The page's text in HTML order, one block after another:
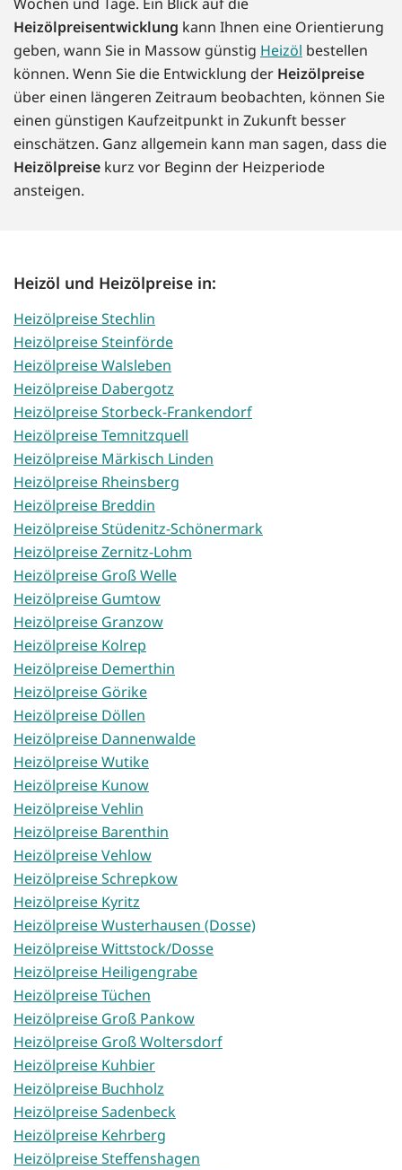
Heizölpreisentwicklung kann Ihnen eine Orientierung
geben, wann Sie in Massow günstig Heizöl bestellen
können. Wenn Sie die Entwicklung der Heizölpreise
über einen längeren Zeitraum beobachten, können Sie
einen günstigen Kaufzeitpunkt in Zukunft besser
einschätzen. Ganz allgemein kann man sagen, dass die
Heizölpreise kurz vor Beginn der Heizperiode
ansteigen.
Heizöl und Heizölpreise in:
Heizölpreise Stechlin
Heizölpreise Steinförde
Heizölpreise Walsleben
Heizölpreise Dabergotz
Heizölpreise Storbeck-Frankendorf
Heizölpreise Temnitzquell
Heizölpreise Märkisch Linden
Heizölpreise Rheinsberg
Heizölpreise Breddin
Heizölpreise Stüdenitz-Schönermark
Heizölpreise Zernitz-Lohm
Heizölpreise Groß Welle
Heizölpreise Gumtow
Heizölpreise Granzow
Heizölpreise Kolrep
Heizölpreise Demerthin
Heizölpreise Görike
Heizölpreise Döllen
Heizölpreise Dannenwalde
Heizölpreise Wutike
Heizölpreise Kunow
Heizölpreise Vehlin
Heizölpreise Barenthin
Heizölpreise Vehlow
Heizölpreise Schrepkow
Heizölpreise Kyritz
Heizölpreise Wusterhausen (Dosse)
Heizölpreise Wittstock/Dosse
Heizölpreise Heiligengrabe
Heizölpreise Tüchen
Heizölpreise Groß Pankow
Heizölpreise Groß Woltersdorf
Heizölpreise Kuhbier
Heizölpreise Buchholz
Heizölpreise Sadenbeck
Heizölpreise Kehrberg
Heizölpreise Steffenshagen